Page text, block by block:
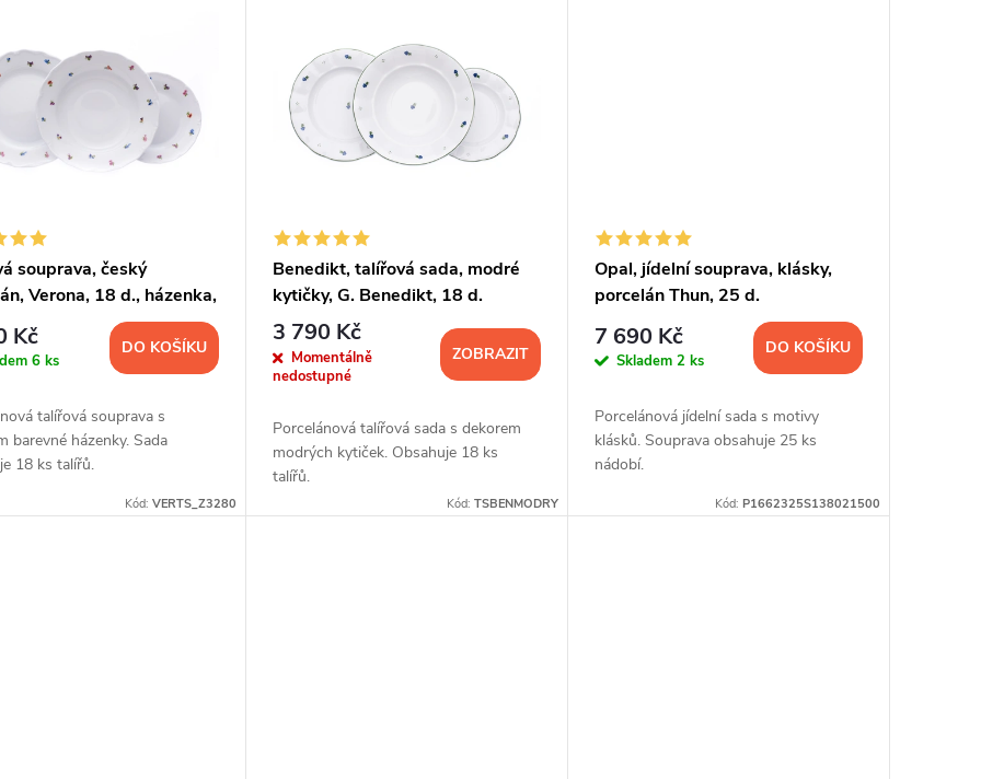
souprava, český
Verona, 18 d., házenka,
Kč
6 ks
DO KOŠÍKU
talířová souprava s
barevné házenky. Sada
18 ks talířů.
Kód: VERTS_Z3280
Benedikt, talířová sada, modré
kytičky, G. Benedikt, 18 d.
3 790 Kč
Momentálně
nedostupné
ZOBRAZIT
Porcelánová talířová sada s dekorem
modrých kytiček. Obsahuje 18 ks
talířů.
Kód: TSBENMODRY
Opal, jídelní souprava, klásky,
porcelán Thun, 25 d.
7 690 Kč
Skladem 2 ks
DO KOŠÍKU
Porcelánová jídelní sada s motivy
klásků. Souprava obsahuje 25 ks
nádobí.
Kód: P1662325S138021500